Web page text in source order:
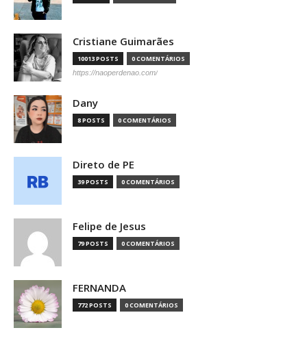
Cristiane Guimarães
10013 POSTS 0 COMENTÁRIOS
https://naoperdenao.com/
Dany
8 POSTS 0 COMENTÁRIOS
Direto de PE
39 POSTS 0 COMENTÁRIOS
Felipe de Jesus
79 POSTS 0 COMENTÁRIOS
FERNANDA
772 POSTS 0 COMENTÁRIOS